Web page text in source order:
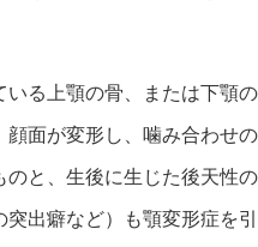
る上顎の骨、または下顎
面が変形し、噛み合わせ
のと、生後に生じた後天性
出癖など）も顎変形症を